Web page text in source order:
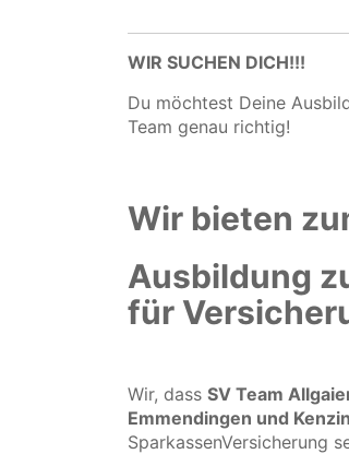
WIR SUCHEN DICH!!!
Du möchtest Deine
Team genau richtig!
Wir bieten
Ausbildung
für
Wir, dass SV Team
Emmendingen und
SparkassenVersicherung